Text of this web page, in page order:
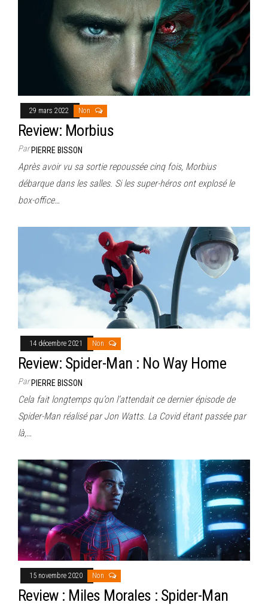
29 mars 2022 Non
Review: Morbius
ParPIERRE BISSON
Après avoir vu sa sortie repoussée cinq fois, Morbius
débarque dans les salles. Si les super-héros ont explosé le
box-office…
14 décembre 2021 Non
Review: Spider-Man : No Way Home
ParPIERRE BISSON
Cela fait longtemps qu’on l’attendait ce dernier épisode de
Spider-Man réalisé par Jon Watts. La Covid étant passée par
là,…
15 novembre 2020 Non
Review : Miles Morales : Spider-Man